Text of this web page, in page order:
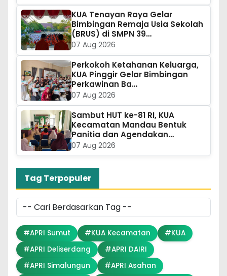
KUA Tenayan Raya Gelar
Bimbingan Remaja Usia Sekolah
(BRUS) di SMPN 39…
07 Aug 2026
Perkokoh Ketahanan Keluarga,
KUA Pinggir Gelar Bimbingan
Perkawinan Ba…
07 Aug 2026
Sambut HUT ke-81 RI, KUA
Kecamatan Mandau Bentuk
Panitia dan Agendakan…
07 Aug 2026
Tag Terpopuler
#APRI Sumut #KUA Kecamatan
#KUA
#APRI Deliserdang
#APRI DAIRI
#APRI Simalungun
#APRI Asahan